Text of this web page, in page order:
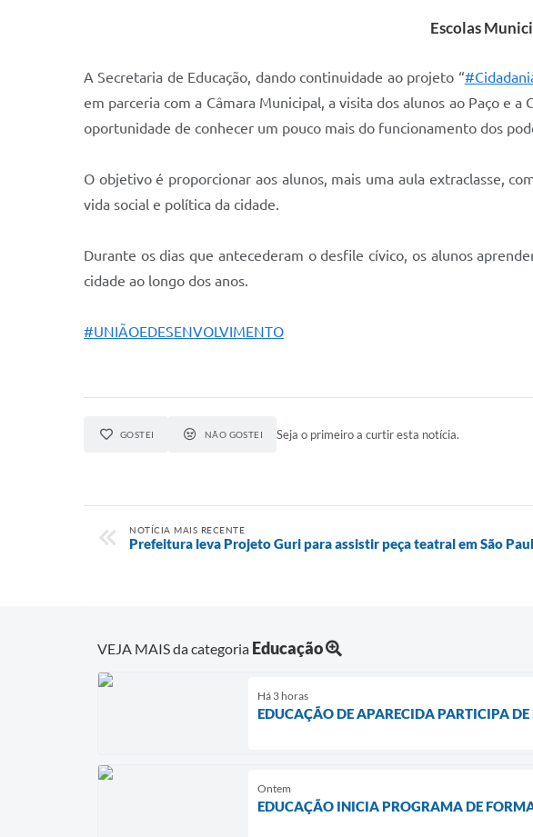
Escolas
A Secretaria de Educação, dando continuidade ao projeto “
em parceria com a Câmara Municipal, a visita dos alunos ao Paço e
oportunidade de conhecer um pouco mais do funcionamento dos
O objetivo é proporcionar aos alunos, mais uma aula extraclasse,
vida social e política da cidade.
Durante os dias que antecederam o desfile cívico, os alunos
cidade ao longo dos anos.
#UNIÃOEDESENVOLVIMENTO
GOSTEI NÃO GOSTEI Seja o primeiro a curtir esta notícia.
NOTÍCIA MAIS RECENTE
Prefeitura leva Projeto Guri para assistir peça teatral em São
VEJA MAIS da categoria Educação
Há 3 horas
EDUCAÇÃO DE APARECIDA PARTICIPA
Ontem
EDUCAÇÃO INICIA PROGRAMA DE